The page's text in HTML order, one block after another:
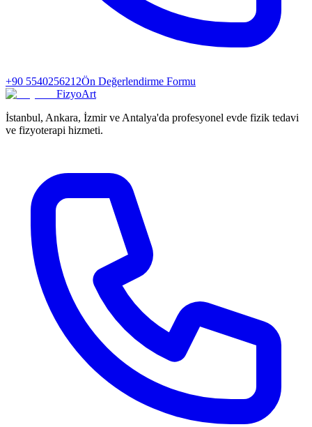
+90 5540256212Ön Değerlendirme Formu
FizyoArt
İstanbul, Ankara, İzmir ve Antalya'da profesyonel evde fizik tedavi
ve fizyoterapi hizmeti.